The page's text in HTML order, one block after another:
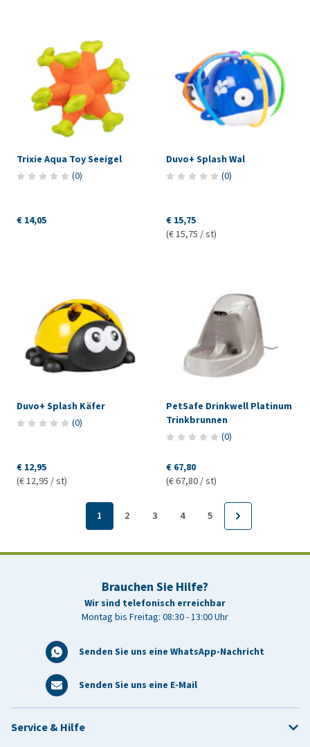
Trixie Aqua Toy Seeigel
(0)
€ 14,05
Duvo+ Splash Wal
(0)
€ 15,75
(€ 15,75 / st)
Duvo+ Splash Käfer
(0)
€ 12,95
(€ 12,95 / st)
PetSafe Drinkwell Platinum
Trinkbrunnen
(0)
€ 67,80
(€ 67,80 / st)
1 2 3 4 5
Brauchen Sie Hilfe?
Wir sind telefonisch erreichbar
Montag bis Freitag: 08:30 - 13:00 Uhr
Senden Sie uns eine WhatsApp-Nachricht
Senden Sie uns eine E-Mail
Service & Hilfe